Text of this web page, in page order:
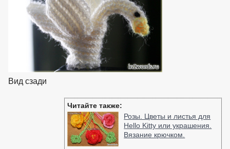
Вид сзади
Читайте также:
Розы. Цветы и листья для
Hello Kitty или украшения.
Вязание крючком.